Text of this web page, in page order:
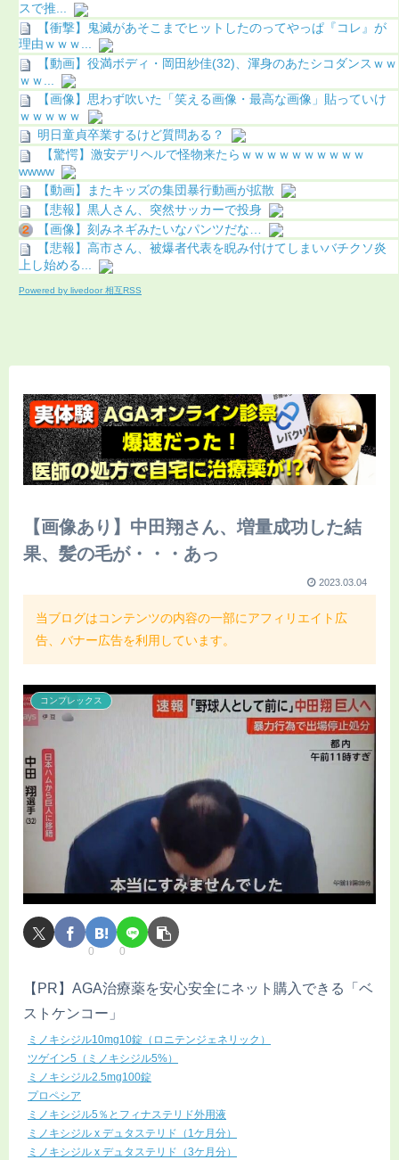
スで推...
【衝撃】鬼滅があそこまでヒットしたのってやっぱ『コレ』が
理由ｗｗｗ...
【動画】役満ボディ・岡田紗佳(32)、渾身のあたシコダンスｗｗ
ｗｗ...
【画像】思わず吹いた「笑える画像・最高な画像」貼っていけ
ｗｗｗｗｗ
明日童貞卒業するけど質問ある？
【驚愕】激安デリヘルで怪物来たらｗｗｗｗｗｗｗｗｗｗ
wwww
【動画】またキッズの集団暴行動画が拡散
【悲報】黒人さん、突然サッカーで投身
【画像】刻みネギみたいなパンツだな…
【悲報】高市さん、被爆者代表を睨み付けてしまいバチクソ炎
上し始める...
Powered by livedoor 相互RSS
【画像あり】中田翔さん、増量成功した結
果、髪の毛が・・・あっ
2023.03.04
当ブログはコンテンツの内容の一部にアフィリエイト広
告、バナー広告を利用しています。
コンプレックス
0 0
【PR】AGA治療薬を安心安全にネット購入できる「ベ
ストケンコー」
ミノキシジル10mg10錠（ロニテンジェネリック）
ツゲイン5（ミノキシジル5%）
ミノキシジル2.5mg100錠
プロペシア
ミノキシジル5％とフィナステリド外用液
ミノキシジル x デュタステリド（1ケ月分）
ミノキシジル x デュタステリド（3ケ月分）